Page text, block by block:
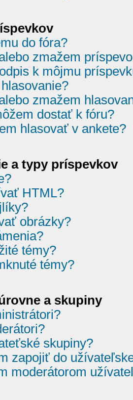
do fóra?
zmažem
k môjmu
zmažem
dostať k fóru?
hlasovať v ankete?
a typy príspevkov
HTML?
obrázky?
témy?
témy?
a skupiny
skupiny?
zapojiť do
moderátorom